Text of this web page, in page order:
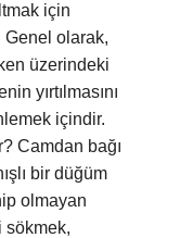
için
Genel olarak,
üzerindeki
yırtılmasını
içindir.
Camdan bağı
bir düğüm
olmayan
sökmek,